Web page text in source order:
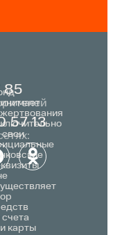
85
57 13
свои
счета
карты